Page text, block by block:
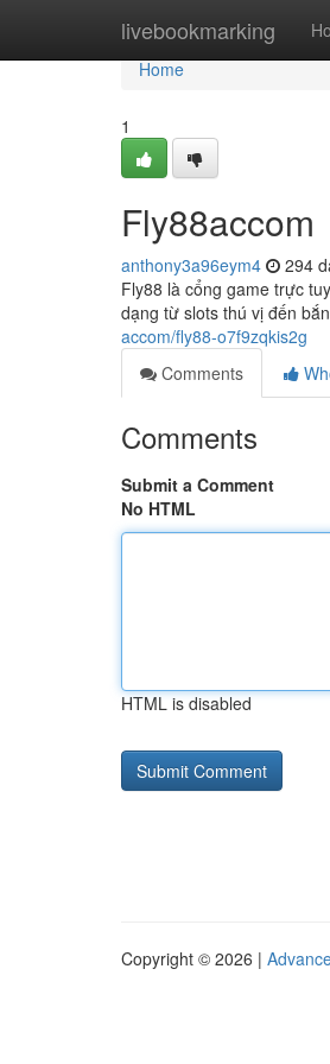
livebookmarking
Home
Home
1
Fly88accom
anthony3a96eym4 294
Fly88 là cổng game trực
dạng từ slots thú vị đến
accom/fly88-o7f9zqkis2g
Comments
Comments
Submit a Comment
No HTML
HTML is disabled
Copyright © 2026 |